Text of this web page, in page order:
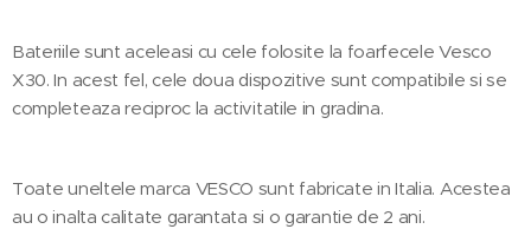
Bateriile sunt aceleasi cu cele folosite la foarfecele Vesco
X30. In acest fel, cele doua dispozitive sunt compatibile si se
completeaza reciproc la activitatile in gradina.
Toate uneltele marca VESCO sunt fabricate in Italia. Acestea
au o inalta calitate garantata si o garantie de 2 ani.